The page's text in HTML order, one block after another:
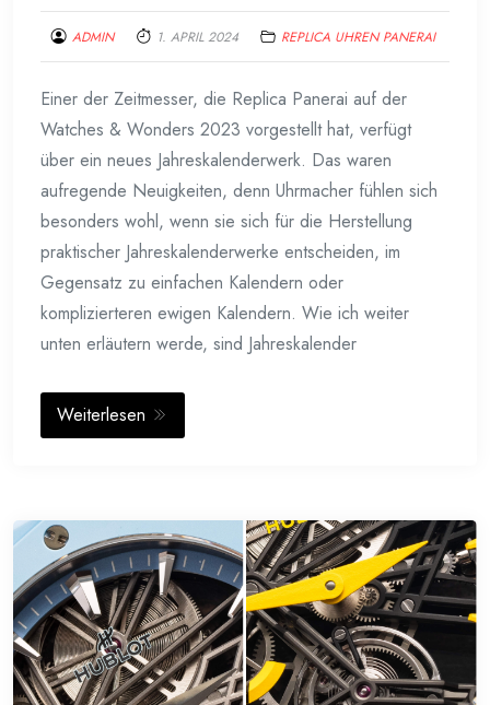
ADMIN 1. APRIL 2024 REPLICA UHREN PANERAI
Einer der Zeitmesser, die Replica Panerai auf der
Watches & Wonders 2023 vorgestellt hat, verfügt
über ein neues Jahreskalenderwerk. Das waren
aufregende Neuigkeiten, denn Uhrmacher fühlen sich
besonders wohl, wenn sie sich für die Herstellung
praktischer Jahreskalenderwerke entscheiden, im
Gegensatz zu einfachen Kalendern oder
komplizierteren ewigen Kalendern. Wie ich weiter
unten erläutern werde, sind Jahreskalender
Weiterlesen